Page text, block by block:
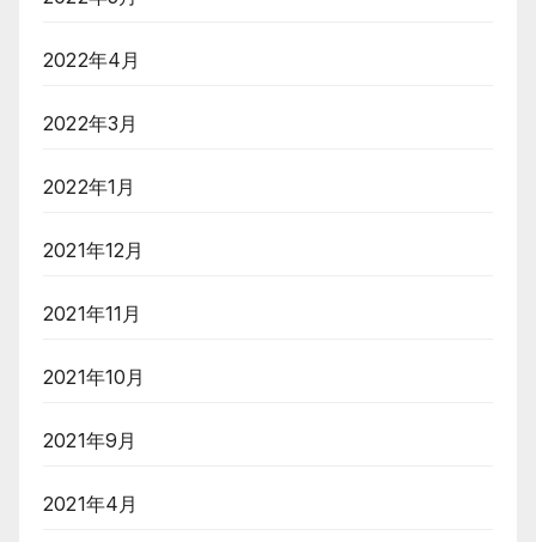
2022年4月
2022年3月
2022年1月
2021年12月
2021年11月
2021年10月
2021年9月
2021年4月